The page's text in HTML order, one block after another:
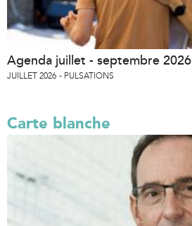
Agenda juillet - septembre 2026
JUILLET 2026 PULSATIONS
Carte blanche